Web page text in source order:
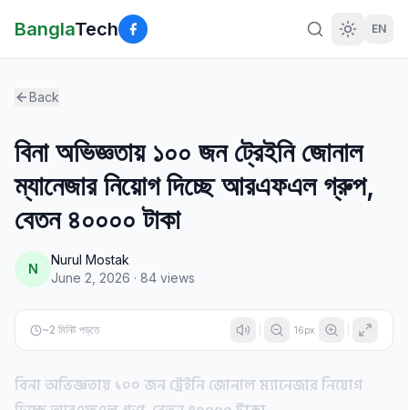
BanglaTech EN
Back
বিনা অভিজ্ঞতায় ১০০ জন ট্রেইনি জোনাল
ম্যানেজার নিয়োগ দিচ্ছে আরএফএল গ্রুপ,
বেতন ৪০০০০ টাকা
N
Nurul Mostak
June 2, 2026 · 84 views
~2 মিনিট পড়তে 16px
বিনা অভিজ্ঞতায় ১০০ জন ট্রেইনি জোনাল ম্যানেজার নিয়োগ